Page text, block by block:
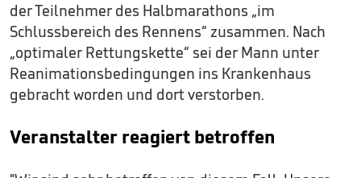
der Teilnehmer des Halbmarathons „im
Schlussbereich des Rennens“ zusammen. Nach
„optimaler Rettungskette“ sei der Mann unter
Reanimationsbedingungen ins Krankenhaus
gebracht worden und dort verstorben.
Veranstalter reagiert betroffen